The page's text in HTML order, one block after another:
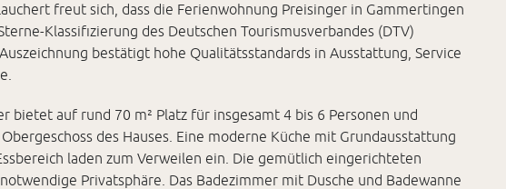
freut sich, dass die Ferienwohnung Preisinger in Gammertingen
Klassifizierung des Deutschen Tourismusverbandes (DTV)
bestätigt hohe Qualitätsstandards in Ausstattung, Service
bietet auf rund 70 m² Platz für insgesamt 4 bis 6 Personen und
des Hauses. Eine moderne Küche mit Grundausstattung
laden zum Verweilen ein. Die gemütlich eingerichteten
Privatsphäre. Das Badezimmer mit Dusche und Badewanne